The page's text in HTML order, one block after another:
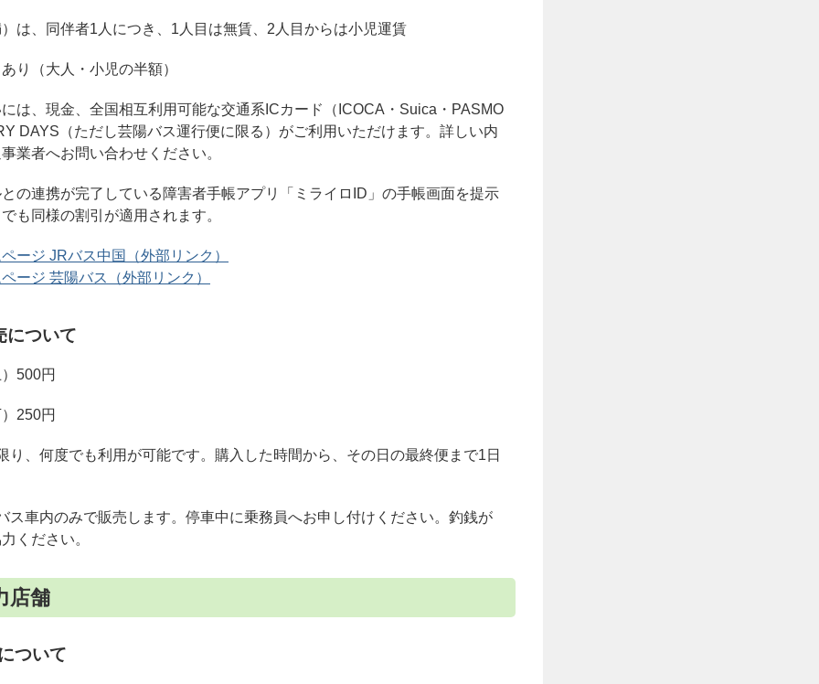
は、同伴者1人につき、1人目は無賃、2人目からは小児運賃
り（大人・小児の半額）
は、現金、全国相互利用可能な交通系ICカード（ICOCA・Suica・PASMO
DAYS（ただし芸陽バス運行便に限る）がご利用いただけます。詳しい内
業者へお問い合わせください。
の連携が完了している障害者手帳アプリ「ミライロID」の手帳画面を提示
も同様の割引が適用されます。
ージ JRバス中国（外部リンク）
ージ 芸陽バス（外部リンク）
について
500円
250円
り、何度でも利用が可能です。購入した時間から、その日の最終便まで1日
ス車内のみで販売します。停車中に乗務員へお申し付けください。釣銭が
ください。
店舗
ついて